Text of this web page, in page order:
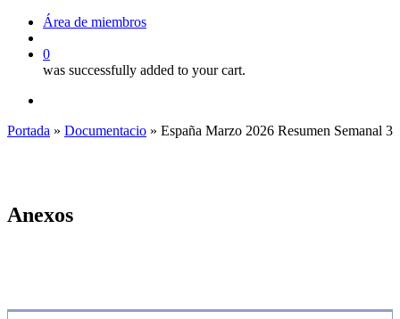
Área de miembros
0
was successfully added to your cart.
Portada » Documentacio » España Marzo 2026 Resumen Semanal 3
Anexos